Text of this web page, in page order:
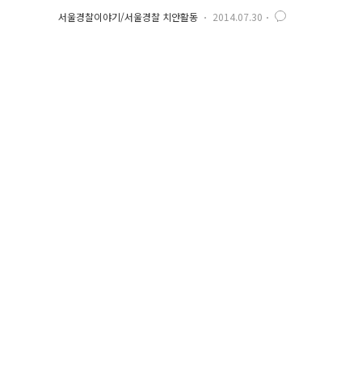
예방법! 이번 호에서는 여름 휴가철 발생할 수 있는 범죄와 예
가를 계획한 종행씨~ 들뜬 마음에 설렜는지 잠을 설쳤나 봐요~
서울경찰이야기/서울경찰 치안활동 2014.07.30